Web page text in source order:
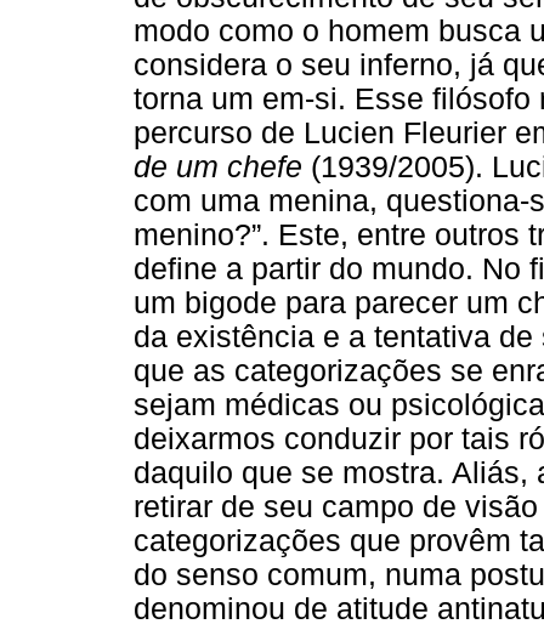
modo como o homem busca
considera o seu inferno, já
torna um em-si. Esse
percurso de Lucien Fleurier
de um chefe (1939/2005).
com uma menina, questiona-
menino?”. Este, entre outros
define a partir do mundo. No
um bigode para parecer um
da existência e a tentativa
que as categorizações se
sejam médicas ou
deixarmos conduzir por tais
daquilo que se mostra.
retirar de seu campo de
categorizações que provêm
do senso comum, numa
denominou de atitude